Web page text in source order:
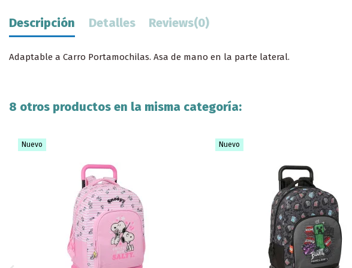
Descripción Detalles Reviews(0)
Adaptable a Carro Portamochilas. Asa de mano en la parte lateral.
8 otros productos en la misma categoría:
Nuevo Nuevo